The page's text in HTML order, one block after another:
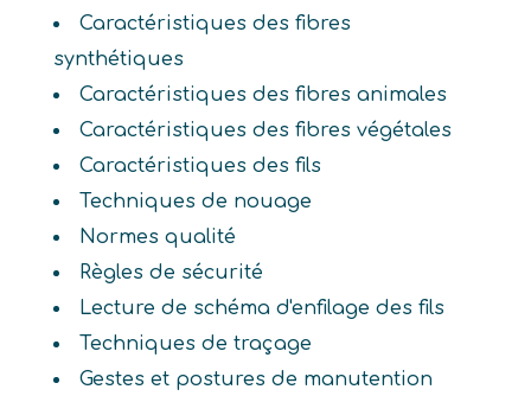
Caractéristiques des fibres
synthétiques
Caractéristiques des fibres animales
Caractéristiques des fibres végétales
Caractéristiques des fils
Techniques de nouage
Normes qualité
Règles de sécurité
Lecture de schéma d'enfilage des fils
Techniques de traçage
Gestes et postures de manutention